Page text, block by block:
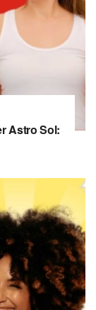
Astro Sol: